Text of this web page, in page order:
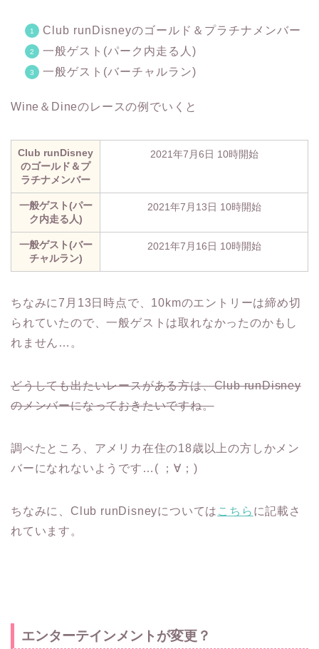
Club runDisneyのゴールド＆プラチナメンバー
一般ゲスト(パーク内走る人)
一般ゲスト(バーチャルラン)
Wine＆Dineのレースの例でいくと
Club runDisney
のゴールド＆プ
ラチナメンバー
2021年7月6日 10時開始
一般ゲスト(パー
ク内走る人)
2021年7月13日 10時開始
一般ゲスト(バー
チャルラン)
2021年7月16日 10時開始
ちなみに7月13日時点で、10kmのエントリーは締め切
られていたので、一般ゲストは取れなかったのかもし
れません…。
どうしても出たいレースがある方は、Club runDisney
のメンバーになっておきたいですね。
調べたところ、アメリカ在住の18歳以上の方しかメン
バーになれないようです…( ；∀；)
ちなみに、Club runDisneyについては こちら に記載さ
れています。
エンターテインメントが変更？